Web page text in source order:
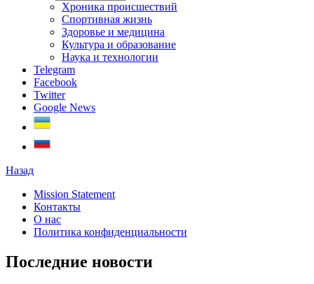
Хроника происшествий
Спортивная жизнь
Здоровье и медицина
Культура и образование
Наука и технологии
Telegram
Facebook
Twitter
Google News
Назад
Mission Statement
Контакты
О нас
Политика конфиденциальности
Последние новости